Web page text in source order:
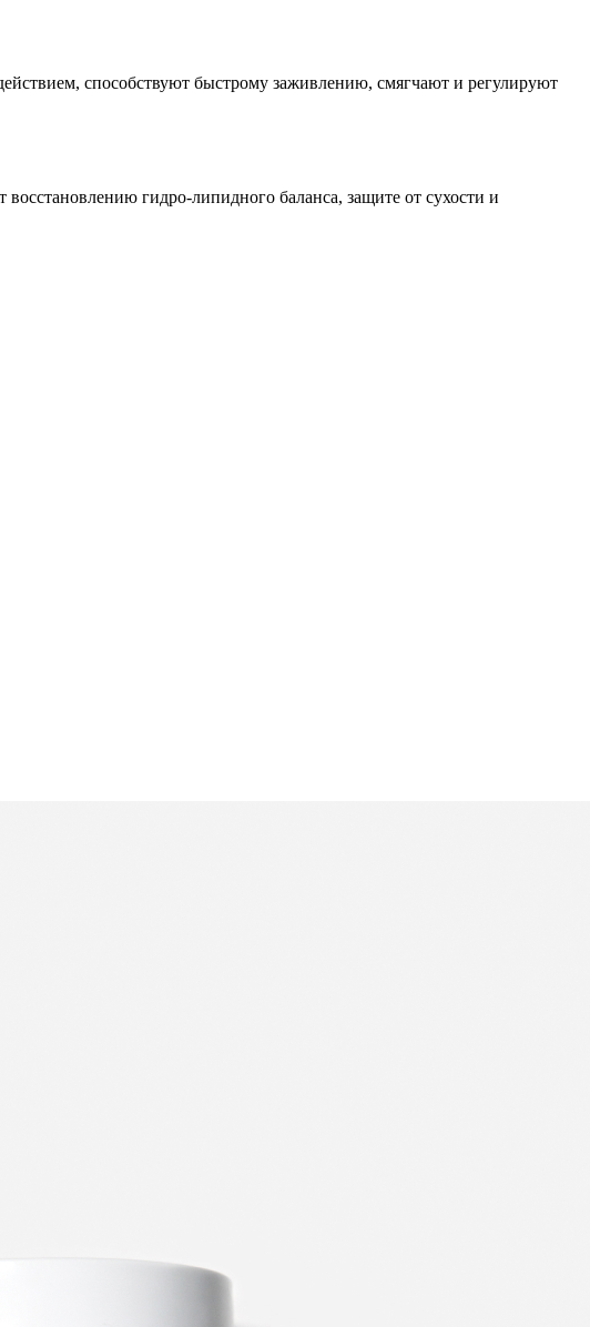
способствуют быстрому заживлению, смягчают и регулируют
гидро-липидного баланса, защите от сухости и